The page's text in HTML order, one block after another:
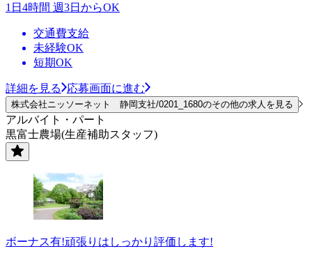
1日4時間 週3日からOK
交通費支給
未経験OK
短期OK
詳細を見る 応募画面に進む
株式会社ニッソーネット 静岡支社/0201_1680のその他の求人を見る
アルバイト・パート
黒富士農場(生産補助スタッフ)
ボーナス有!頑張りはしっかり評価します!